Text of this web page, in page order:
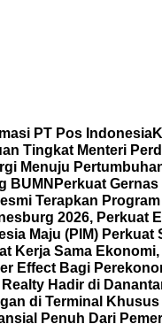
PT Pos Indonesia
Tingkat Menteri
Menuju
BUMN Perkuat
Terapkan
2026, Perkuat
Maju (PIM)
Kerja Sama
Effect Bagi
Realty Hadir di
di Terminal
Penuh Dari